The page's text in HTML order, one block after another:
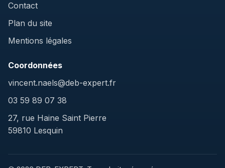
Contact
Plan du site
Mentions légales
Coordonnées
vincent.naels@deb-expert.fr
03 59 89 07 38
27, rue Haine Saint Pierre
59810 Lesquin